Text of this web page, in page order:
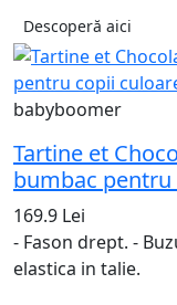
Descoperă aici
babyboomer
Tartine et
bumbac
169.9 Lei
- Fason drept. -
elastica in talie.